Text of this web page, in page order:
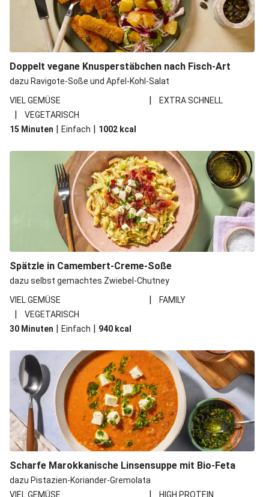
Doppelt vegane Knusperstäbchen nach Fisch-Art
dazu Ravigote-Soße und Apfel-Kohl-Salat
VIEL GEMÜSE
| EXTRA SCHNELL
|
VEGETARISCH
15 Minuten | Einfach | 1002 kcal
Spätzle in Camembert-Creme-Soße
dazu selbst gemachtes Zwiebel-Chutney
VIEL GEMÜSE
| FAMILY
|
VEGETARISCH
30 Minuten | Einfach | 940 kcal
Scharfe Marokkanische Linsensuppe mit Bio-Feta
dazu Pistazien-Koriander-Gremolata
VIEL GEMÜSE
| HIGH PROTEIN